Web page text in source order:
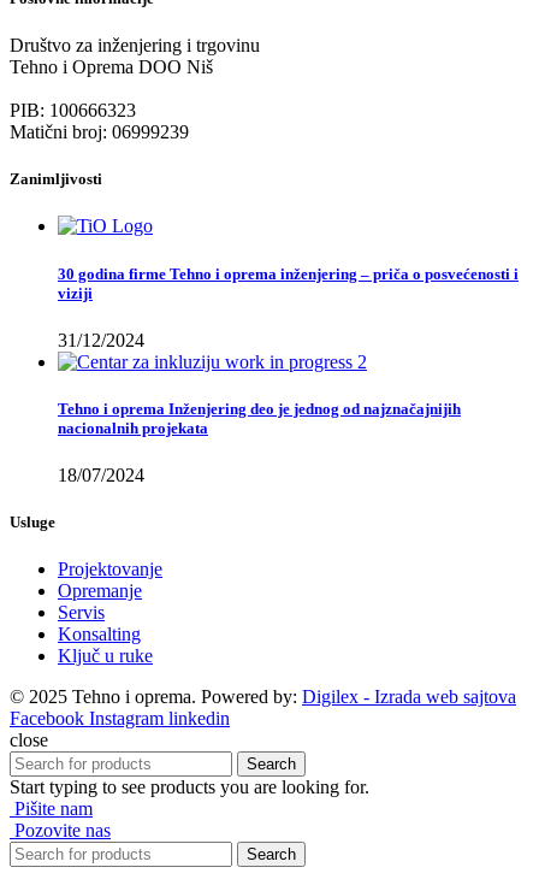
Društvo za inženjering i trgovinu
Tehno i Oprema DOO Niš
PIB: 100666323
Matični broj: 06999239
Zanimljivosti
30 godina firme Tehno i oprema inženjering – priča o posvećenosti i
viziji
31/12/2024
Tehno i oprema Inženjering deo je jednog od najznačajnijih
nacionalnih projekata
18/07/2024
Usluge
Projektovanje
Opremanje
Servis
Konsalting
Ključ u ruke
© 2025 Tehno i oprema. Powered by: Digilex - Izrada web sajtova
Facebook Instagram linkedin
close
Search
Start typing to see products you are looking for.
Pišite nam
Pozovite nas
Search